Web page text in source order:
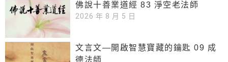
佛說十善業道經 83 淨空老法師
2026 年 8 月 5 日
文言文—開啟智慧寶藏的鑰匙 09 成
德法師